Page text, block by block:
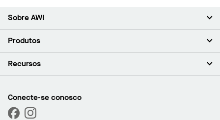
Sobre AWI
Sobre nós (em inglês)
Sala de imprensa (em inglês)
Produtos
Forros
Capacidades personalizadas
Desempenho
Recursos
Encontre um distribuidor
Galeria de projetos
Conecte-se conosco